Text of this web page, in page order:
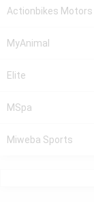
Actionbikes Motors
MyAnimal
Elite
MSpa
Miweba Sports